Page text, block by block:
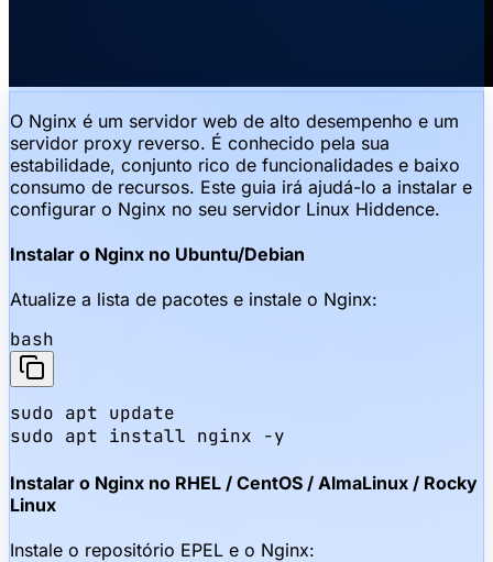
O Nginx é um servidor web de alto desempenho e um
servidor proxy reverso. É conhecido pela sua
estabilidade, conjunto rico de funcionalidades e baixo
consumo de recursos. Este guia irá ajudá-lo a instalar e
configurar o Nginx no seu servidor Linux Hiddence.
Instalar o Nginx no Ubuntu/Debian
Atualize a lista de pacotes e instale o Nginx:
bash
sudo apt update
sudo apt install nginx -y
Instalar o Nginx no RHEL / CentOS / AlmaLinux / Rocky
Linux
Instale o repositório EPEL e o Nginx: